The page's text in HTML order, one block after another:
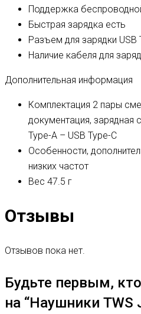
Поддержка
Быстрая зарядка есть
Разъем для зарядки USB
Наличие кабеля для
Дополнительная информация
Комплектация 2 пары
документация, зарядная
Type-A – USB Type-C
Особенности,
низких частот
Вес 47.5 г
Отзывы
Отзывов пока нет.
Будьте первым,
на “Наушники TWS